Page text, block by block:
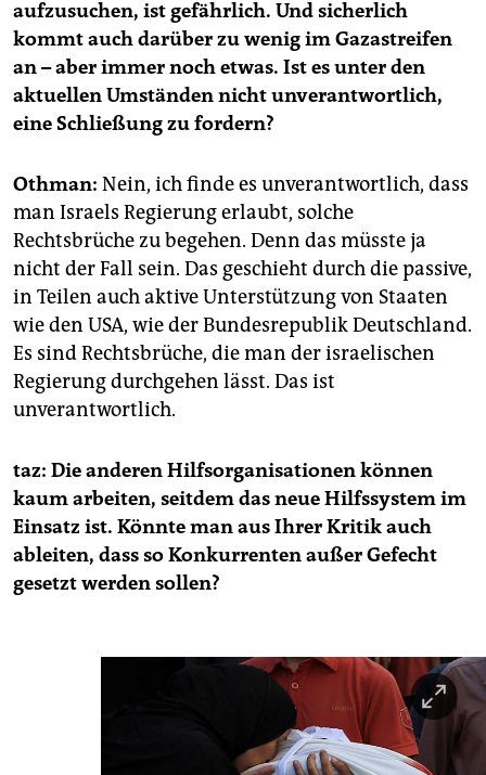
aufzusuchen, ist gefährlich. Und sicherlich
kommt auch darüber zu wenig im Gazastreifen
an – aber immer noch etwas. Ist es unter den
aktuellen Umständen nicht unverantwortlich,
eine Schließung zu fordern?
Othman: Nein, ich finde es unverantwortlich, dass
man Israels Regierung erlaubt, solche
Rechtsbrüche zu begehen. Denn das müsste ja
nicht der Fall sein. Das geschieht durch die passive,
in Teilen auch aktive Unterstützung von Staaten
wie den USA, wie der Bundesrepublik Deutschland.
Es sind Rechtsbrüche, die man der israelischen
Regierung durchgehen lässt. Das ist
unverantwortlich.
taz: Die anderen Hilfsorganisationen können
kaum arbeiten, seitdem das neue Hilfssystem im
Einsatz ist. Könnte man aus Ihrer Kritik auch
ableiten, dass so Konkurrenten außer Gefecht
gesetzt werden sollen?